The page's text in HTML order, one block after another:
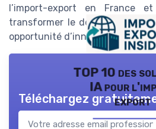
l’import-export en France
transformer le défi des
colis
opportunité d’innovation et de
TOP 10 des
IA pour
export
Téléchargez